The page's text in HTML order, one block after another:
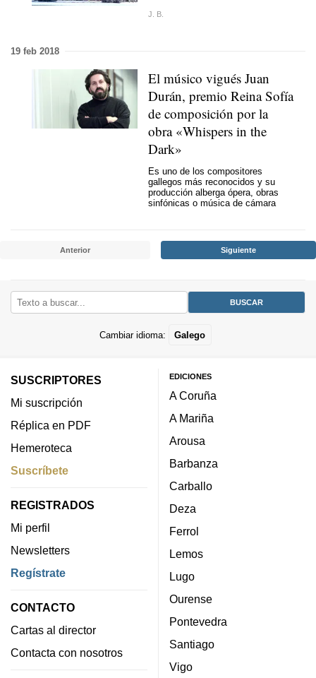
J. B.
19 feb 2018
El músico vigués Juan
Durán, premio Reina Sofía
de composición por la
obra «Whispers in the
Dark»
Es uno de los compositores
gallegos más reconocidos y su
producción alberga ópera, obras
sinfónicas o música de cámara
Anterior Siguiente
Cambiar idioma: Galego
SUSCRIPTORES
Mi suscripción
Réplica en PDF
Hemeroteca
Suscríbete
REGISTRADOS
Mi perfil
Newsletters
Regístrate
CONTACTO
Cartas al director
Contacta con nosotros
EDICIONES
A Coruña
A Mariña
Arousa
Barbanza
Carballo
Deza
Ferrol
Lemos
Lugo
Ourense
Pontevedra
Santiago
Vigo